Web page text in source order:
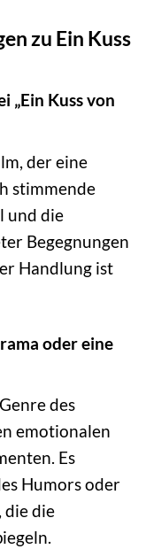
zu Ein Kuss
„Ein Kuss von
der eine
stimmende
und die
Begegnungen
Handlung ist
oder eine
des
emotionalen
Es
Humors oder
die die